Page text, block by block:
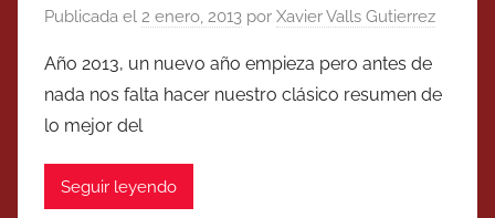
Publicada el 2 enero, 2013 por Xavier Valls Gutierrez
Año 2013, un nuevo año empieza pero antes de
nada nos falta hacer nuestro clásico resumen de
lo mejor del
Seguir leyendo